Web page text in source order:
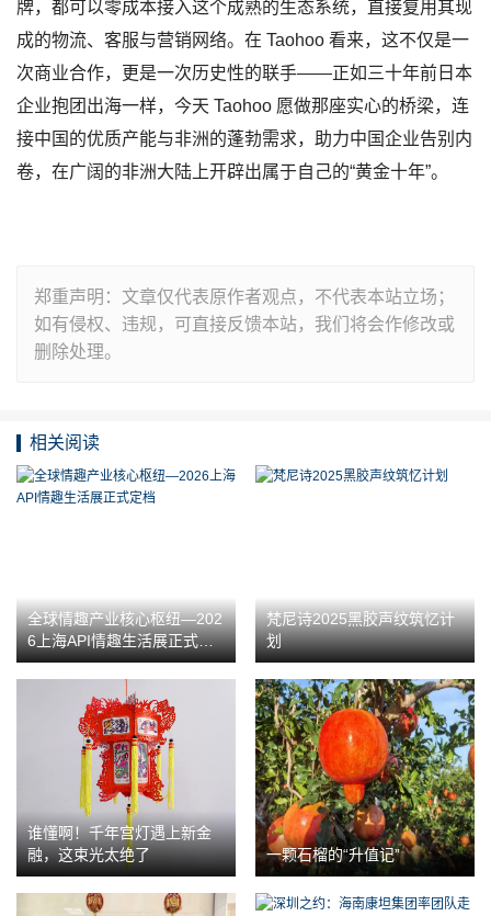
牌，都可以零成本接入这个成熟的生态系统，直接复用其现
成的物流、客服与营销网络。在 Taohoo 看来，这不仅是一
次商业合作，更是一次历史性的联手——正如三十年前日本
企业抱团出海一样，今天 Taohoo 愿做那座实心的桥梁，连
接中国的优质产能与非洲的蓬勃需求，助力中国企业告别内
卷，在广阔的非洲大陆上开辟出属于自己的“黄金十年”。
郑重声明：文章仅代表原作者观点，不代表本站立场；
如有侵权、违规，可直接反馈本站，我们将会作修改或
删除处理。
相关阅读
全球情趣产业核心枢纽—202
6上海API情趣生活展正式定
档
梵尼诗2025黑胶声纹筑忆计
划
谁懂啊！千年宫灯遇上新金
融，这束光太绝了
一颗石榴的“升值记”